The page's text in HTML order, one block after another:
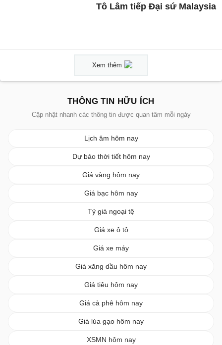
Tô Lâm tiếp Đại sứ Malaysia
Xem thêm
THÔNG TIN HỮU ÍCH
Cập nhật nhanh các thông tin được quan tâm mỗi ngày
Lịch âm hôm nay
Dự báo thời tiết hôm nay
Giá vàng hôm nay
Giá bạc hôm nay
Tỷ giá ngoại tệ
Giá xe ô tô
Giá xe máy
Giá xăng dầu hôm nay
Giá tiêu hôm nay
Giá cà phê hôm nay
Giá lúa gạo hôm nay
XSMN hôm nay